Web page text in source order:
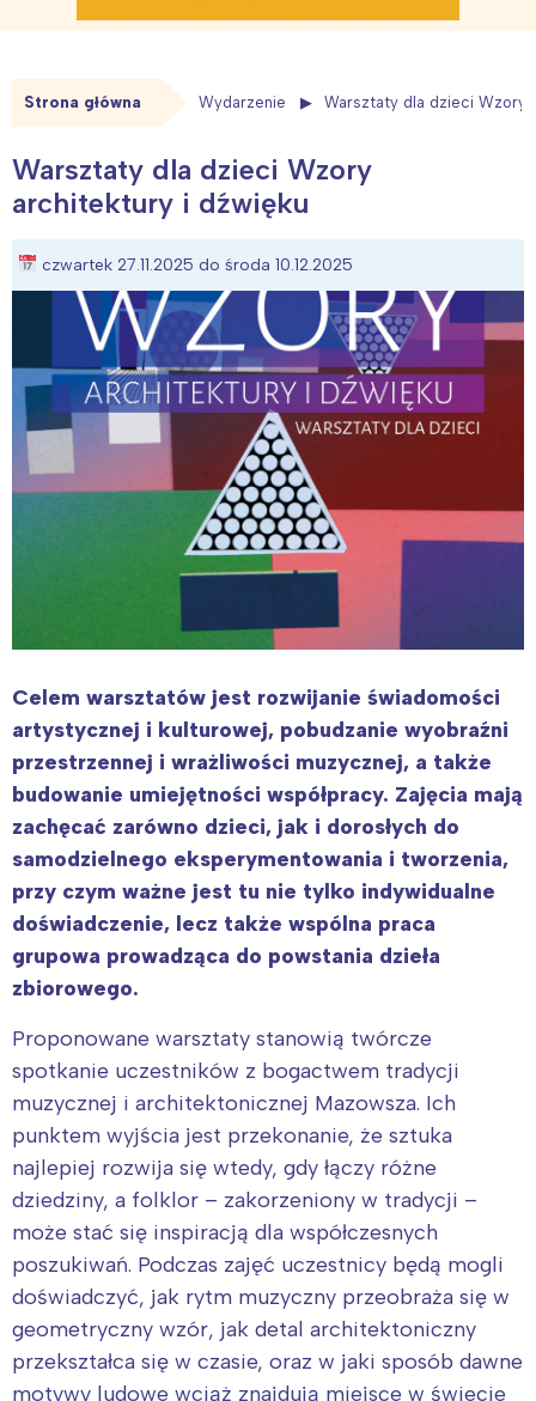
Strona główna Wydarzenie Warsztaty dla dzieci Wzory
Warsztaty dla dzieci Wzory
architektury i dźwięku
czwartek 27.11.2025 do środa 10.12.2025
Celem warsztatów jest rozwijanie świadomości
artystycznej i kulturowej, pobudzanie wyobraźni
przestrzennej i wrażliwości muzycznej, a także
budowanie umiejętności współpracy. Zajęcia mają
zachęcać zarówno dzieci, jak i dorosłych do
samodzielnego eksperymentowania i tworzenia,
przy czym ważne jest tu nie tylko indywidualne
doświadczenie, lecz także wspólna praca
grupowa prowadząca do powstania dzieła
zbiorowego.
Proponowane warsztaty stanowią twórcze
spotkanie uczestników z bogactwem tradycji
muzycznej i architektonicznej Mazowsza. Ich
punktem wyjścia jest przekonanie, że sztuka
najlepiej rozwija się wtedy, gdy łączy różne
dziedziny, a folklor – zakorzeniony w tradycji –
może stać się inspiracją dla współczesnych
poszukiwań. Podczas zajęć uczestnicy będą mogli
doświadczyć, jak rytm muzyczny przeobraża się w
geometryczny wzór, jak detal architektoniczny
przekształca się w czasie, oraz w jaki sposób dawne
motywy ludowe wciąż znajdują miejsce w świecie